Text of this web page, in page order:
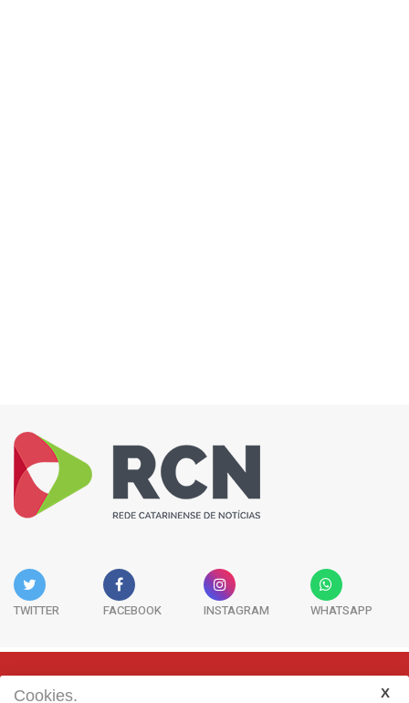
TWITTER FACEBOOK INSTAGRAM WHATSAPP
Rua Adolfo Melo, 38 - Sala 902 - Centro | Florianópolis-SC | CEP:
Cookies.